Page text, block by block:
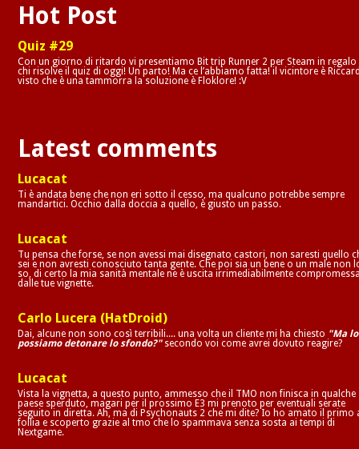
Hot Post
Quiz #29
Con un giorno di ritardo vi presentiamo Bit trip Runner 2 per Steam in regalo
chi risolve il quiz di oggi! Un parto! Ma ce l’abbiamo fatta! il vicintore è
visto che è una tammorra la soluzione è Floklore! :V
Latest comments
Lucacat
Ti è andata bene che non eri sotto il cesso, ma qualcuno potrebbe sempre
mandartici. Occhio dalla doccia a quello, è giusto un passo.
Lucacat
Tu pensa che forse, se non avessi mai disegnato castori, non saresti quello
sei e non avresti conosciuto tanta gente. Che poi sia un bene o un male non
so, di certo la mia sanità mentale ne è uscita irrimediabilmente
dalle tue vignette.
Carlo Lucera (HatDroid)
Dai, alcune non sono così terribili.... una volta un cliente mi ha chiesto "Ma lo
possiamo detonare lo sfondo?"secondo voi come avrei dovuto reagire?
Lucacat
Vista la vignetta, a questo punto, ammesso che il TMO non finisca in qualche
paese sperduto, magari per il prossimo E3 mi prenoto per eventuali serate
seguito in diretta. Ah, ma di Psychonauts 2 che mi dite? Io ho amato il primo
follia e scoperto grazie al tmo che lo spammava senza sosta ai tempi di
Nextgame.